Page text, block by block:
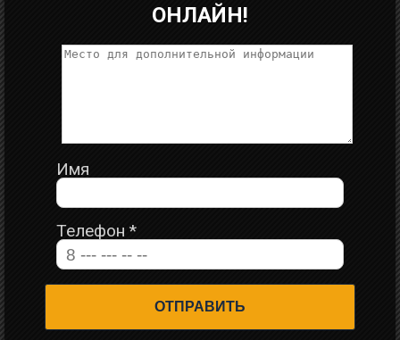
ОНЛАЙН!
Имя
Телефон *